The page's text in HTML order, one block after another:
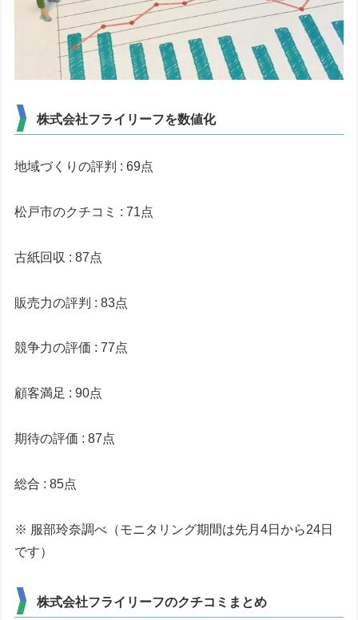
株式会社フライリーフを数値化
地域づくりの評判 : 69点
松戸市のクチコミ : 71点
古紙回収 : 87点
販売力の評判 : 83点
競争力の評価 : 77点
顧客満足 : 90点
期待の評価 : 87点
総合 : 85点
※ 服部玲奈調べ（モニタリング期間は先月4日から24日
です）
株式会社フライリーフのクチコミまとめ